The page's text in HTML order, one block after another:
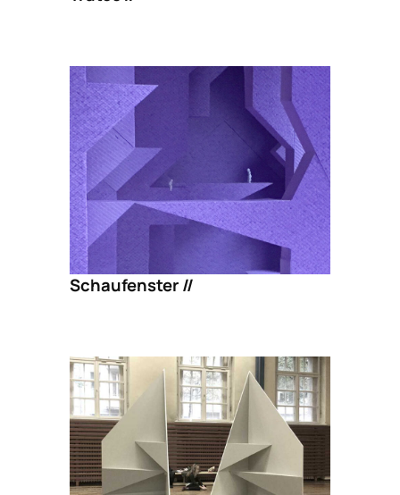
Schaufenster //